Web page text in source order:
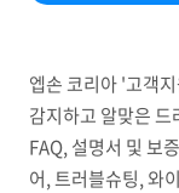
엡손 코리아 '고객
감지하고 알맞은
FAQ, 설명서 및 보
어, 트러블슈팅, 와